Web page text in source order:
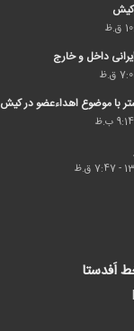
کیش
داخل و خارج
با موضوع اهداء‌عضو در کیش
اَفدستا